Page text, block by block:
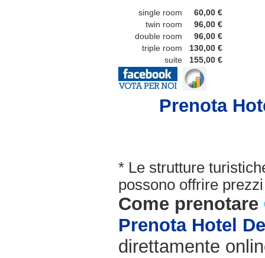
single room
60,00 €
twin room
96,00 €
double room
96,00 €
triple room
130,00 €
suite
155,00 €
Prenota
* Le strutture
possono offrire
Come prenotare
Prenota Hotel
direttamente